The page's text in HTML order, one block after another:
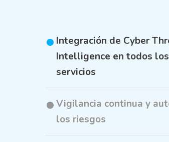
Integración de Cyber
Intelligence en todos
servicios
Vigilancia continua y
los riesgos